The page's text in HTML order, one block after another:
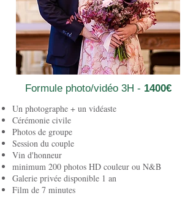
Formule photo/vidéo 3H - 1400€
Un photographe + un vidéaste
Cérémonie civile
Photos de groupe
Session du couple
Vin d'honneur
minimum 200 photos HD couleur ou N&B
Galerie privée disponible 1 an
Film de 7 minutes